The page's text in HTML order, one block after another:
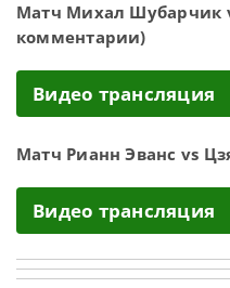
Матч Михал Шубарчик
комментарии)
Видео трансляция
Матч Рианн Эванс vs
Видео трансляция